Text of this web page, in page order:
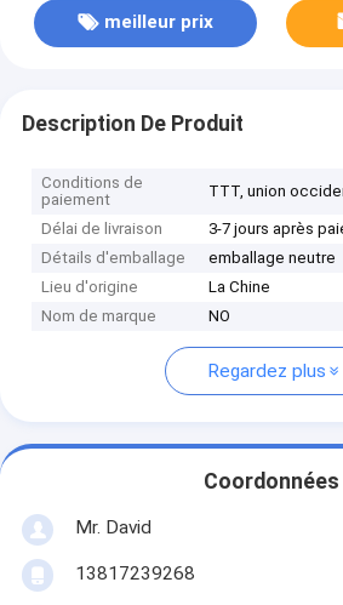
meilleur prix
Description De Produit
Conditions de
paiement
TTT, union
Délai de livraison
3-7 jours après
Détails d'emballage
emballage neutre
Lieu d'origine
La Chine
Nom de marque
NO
Regardez plus
Coordonnées
Mr. David
13817239268